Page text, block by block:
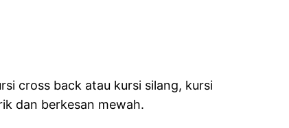
cross back atau kursi silang, kursi
dan berkesan mewah.